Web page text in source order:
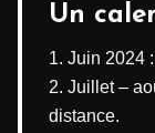
Un
Juin 2024
Juillet –
distance.